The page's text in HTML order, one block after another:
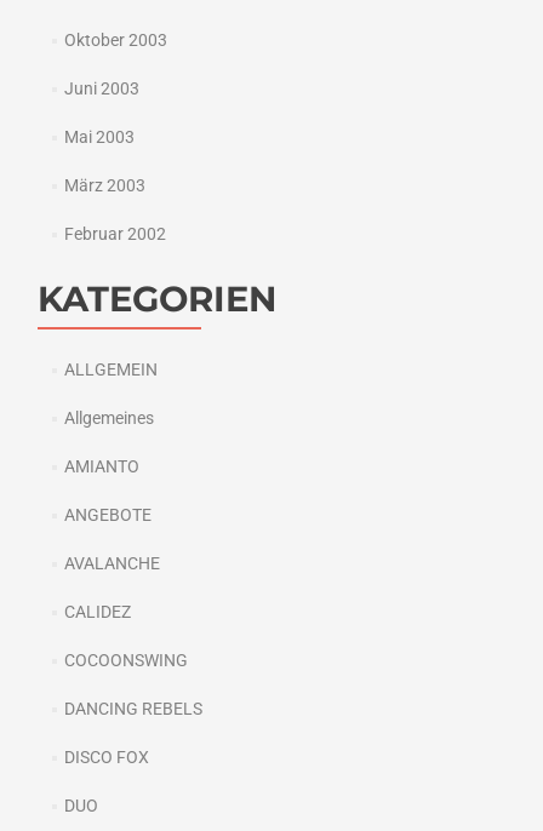
Oktober 2003
Juni 2003
Mai 2003
März 2003
Februar 2002
KATEGORIEN
ALLGEMEIN
Allgemeines
AMIANTO
ANGEBOTE
AVALANCHE
CALIDEZ
COCOONSWING
DANCING REBELS
DISCO FOX
DUO